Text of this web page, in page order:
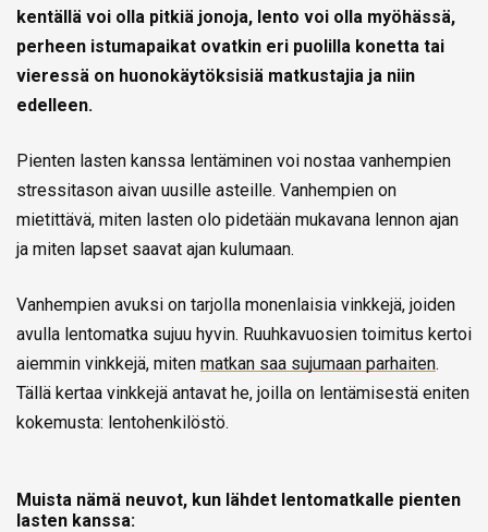
kentällä voi olla pitkiä jonoja, lento voi olla myöhässä,
perheen istumapaikat ovatkin eri puolilla konetta tai
vieressä on huonokäytöksisiä matkustajia ja niin
edelleen.
Pienten lasten kanssa lentäminen voi nostaa vanhempien
stressitason aivan uusille asteille. Vanhempien on
mietittävä, miten lasten olo pidetään mukavana lennon ajan
ja miten lapset saavat ajan kulumaan.
Vanhempien avuksi on tarjolla monenlaisia vinkkejä, joiden
avulla lentomatka sujuu hyvin. Ruuhkavuosien toimitus kertoi
aiemmin vinkkejä, miten matkan saa sujumaan parhaiten.
Tällä kertaa vinkkejä antavat he, joilla on lentämisestä eniten
kokemusta: lentohenkilöstö.
Muista nämä neuvot, kun lähdet lentomatkalle pienten
lasten kanssa: